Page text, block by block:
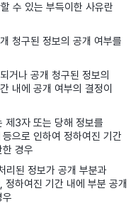
수 있는 부득이한 사유란
청구된 정보의 공개 여부를
거나 공개 청구된 정보의
내에 공개 여부의 결정이
제3자 또는 당해 정보를
으로 인하여 정하여진 기간
경우
리된 정보가 공개 부분과
정하여진 기간 내에 부분 공개
우